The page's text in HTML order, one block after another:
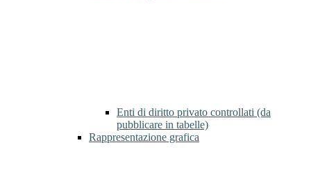
Enti di diritto privato controllati (da
pubblicare in tabelle)
Rappresentazione grafica